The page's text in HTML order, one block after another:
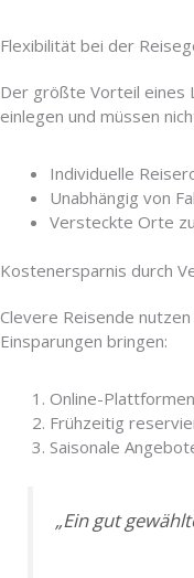
Flexibilität bei der
Der größte Vorteil eines
einlegen und müssen
Individuelle
Unabhängig von
Versteckte Orte
Kostenersparnis durch
Clevere Reisende
Einsparungen bringen:
Online-
Frühzeitig
Saisonale
„Ein gut